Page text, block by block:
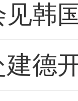
见韩
德